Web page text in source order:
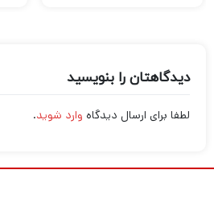
دیدگاهتان را بنویسید
لطفا برای ارسال دیدگاه وارد شوید.